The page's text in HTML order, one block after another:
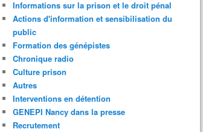
Informations sur la prison et le droit pénal
Actions d'information et sensibilisation du
public
Formation des génépistes
Chronique radio
Culture prison
Autres
Interventions en détention
GENEPI Nancy dans la presse
Recrutement